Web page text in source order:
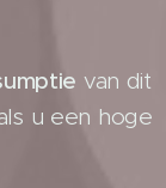
van dit
u een hoge